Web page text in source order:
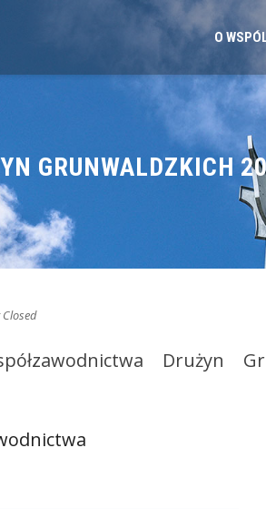
O
GRUNWALDZKICH
Drużyn